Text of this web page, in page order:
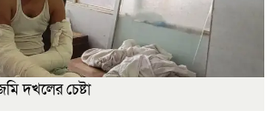
দখলের চেষ্টা